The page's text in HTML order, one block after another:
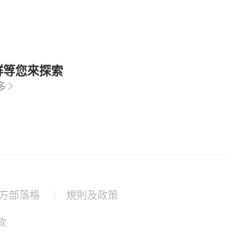
您來探索
部落格
(Open規則及政策(Open
(Open